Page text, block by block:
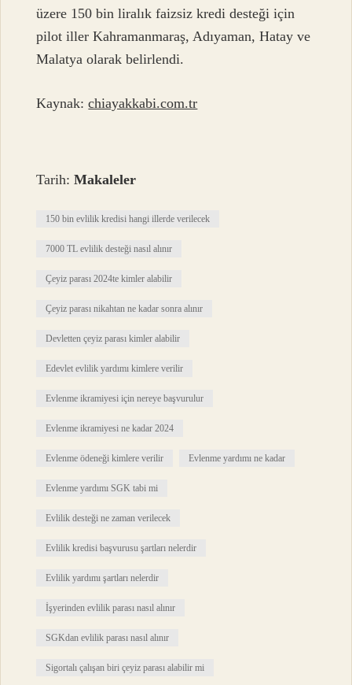
üzere 150 bin liralık faizsiz kredi desteği için
pilot iller Kahramanmaraş, Adıyaman, Hatay ve
Malatya olarak belirlendi.
Kaynak:chiayakkabi.com.tr
Tarih:Makaleler
150 bin evlilik kredisi hangi illerde verilecek
7000 TL evlilik desteği nasıl alınır
Çeyiz parası 2024te kimler alabilir
Çeyiz parası nikahtan ne kadar sonra alınır
Devletten çeyiz parası kimler alabilir
Edevlet evlilik yardımı kimlere verilir
Evlenme ikramiyesi için nereye başvurulur
Evlenme ikramiyesi ne kadar 2024
Evlenme ödeneği kimlere verilir Evlenme yardımı ne kadar
Evlenme yardımı SGK tabi mi
Evlilik desteği ne zaman verilecek
Evlilik kredisi başvurusu şartları nelerdir
Evlilik yardımı şartları nelerdir
İşyerinden evlilik parası nasıl alınır
SGKdan evlilik parası nasıl alınır
Sigortalı çalışan biri çeyiz parası alabilir mi